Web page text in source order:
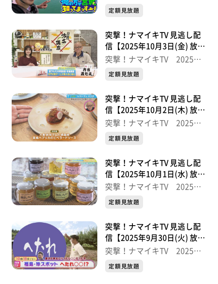
半
定額見放題
突撃！ナマイキTV 見逃し配
信【2025年10月3日(金) 放送
分】
突撃！ナマイキTV 2025後
半
定額見放題
突撃！ナマイキTV 見逃し配
信【2025年10月2日(木) 放送
分】
突撃！ナマイキTV 2025後
半
定額見放題
突撃！ナマイキTV 見逃し配
信【2025年10月1日(水) 放送
分】
突撃！ナマイキTV 2025後
半
定額見放題
突撃！ナマイキTV 見逃し配
信【2025年9月30日(火) 放送
分】
突撃！ナマイキTV 2025後
半
定額見放題